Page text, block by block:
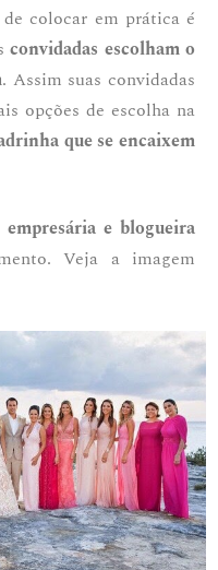
colocar em prática é
convidadas escolham o
. Assim suas convidadas
opções de escolha na
que se encaixem
empresária e blogueira
Veja a imagem